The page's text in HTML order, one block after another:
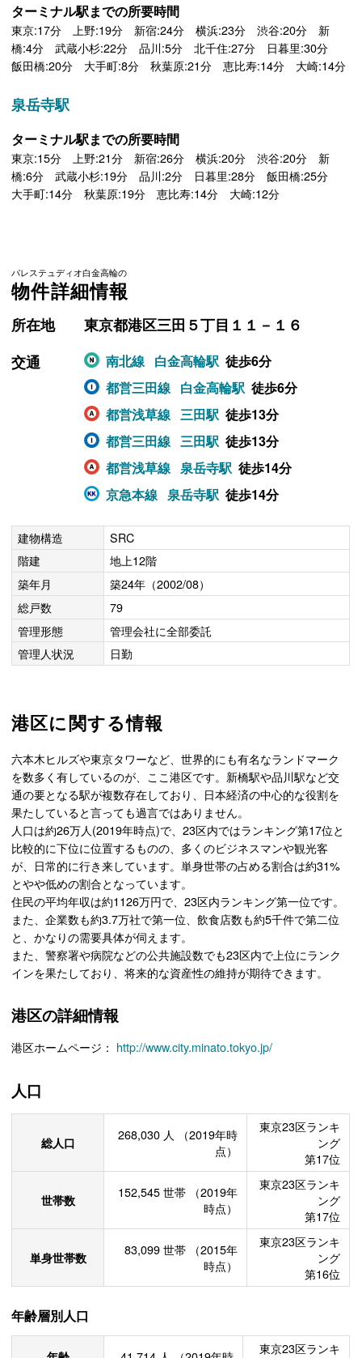
ターミナル駅までの所要時間
東京:17分 上野:19分 新宿:24分 横浜:23分 渋谷:20分 新
橋:4分 武蔵小杉:22分 品川:5分 北千住:27分 日暮里:30分
飯田橋:20分 大手町:8分 秋葉原:21分 恵比寿:14分 大崎:14分
泉岳寺駅
ターミナル駅までの所要時間
東京:15分 上野:21分 新宿:26分 横浜:20分 渋谷:20分 新
橋:6分 武蔵小杉:19分 品川:2分 日暮里:28分 飯田橋:25分
大手町:14分 秋葉原:19分 恵比寿:14分 大崎:12分
パレステュディオ白金高輪の
物件詳細情報
所在地
東京都港区三田５丁目１１－１６
交通
南北線 白金高輪駅 徒歩6分
都営三田線 白金高輪駅 徒歩6分
都営浅草線 三田駅 徒歩13分
都営三田線 三田駅 徒歩13分
都営浅草線 泉岳寺駅 徒歩14分
京急本線 泉岳寺駅 徒歩14分
建物構造
SRC
階建
地上12階
築年月
築24年（2002/08）
総戸数
79
管理形態
管理会社に全部委託
管理人状況
日勤
港区に関する情報
六本木ヒルズや東京タワーなど、世界的にも有名なランドマーク
を数多く有しているのが、ここ港区です。新橋駅や品川駅など交
通の要となる駅が複数存在しており、日本経済の中心的な役割を
果たしていると言っても過言ではありません。
人口は約26万人(2019年時点)で、23区内ではランキング第17位と
比較的に下位に位置するものの、多くのビジネスマンや観光客
が、日常的に行き来しています。単身世帯の占める割合は約31%
とやや低めの割合となっています。
住民の平均年収は約1126万円で、23区内ランキング第一位です。
また、企業数も約3.7万社で第一位、飲食店数も約5千件で第二位
と、かなりの需要具体が伺えます。
また、警察署や病院などの公共施設数でも23区内で上位にランク
インを果たしており、将来的な資産性の維持が期待できます。
港区の詳細情報
港区ホームページ： http://www.city.minato.tokyo.jp/
人口
総人口 268,030 人
（2019年時
点）
東京23区ランキ
ング
第17位
世帯数 152,545 世帯
（2019年
時点）
東京23区ランキ
ング
第17位
単身世帯数 83,099 世帯
（2015年
時点）
東京23区ランキ
ング
第16位
年齢層別人口
東京23区ランキ